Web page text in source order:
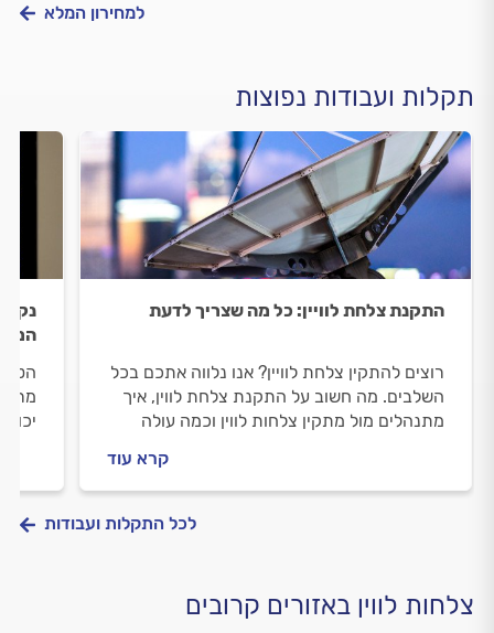
למחירון המלא
תקלות ועבודות נפוצות
התקנת צלחת לוויין: כל מה שצריך לדעת
רוצים להתקין צלחת לוויין? אנו נלווה אתכם בכל
השלבים. מה חשוב על התקנת צלחת לווין, איך
מתנהלים מול מתקין צלחות לווין וכמה עולה
קרא עוד
לכל התקלות ועבודות
צלחות לווין באזורים קרובים